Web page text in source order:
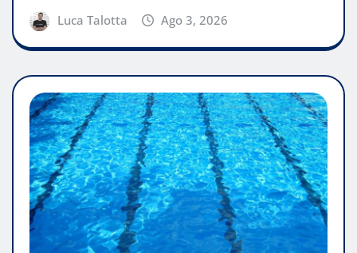
Luca Talotta Ago 3, 2026